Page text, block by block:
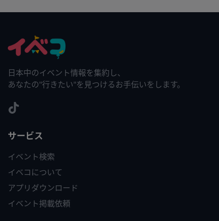
日本中のイベント情報を集約し、
あなたの"行きたい"を見つけるお手伝いをします。
サービス
イベント検索
イベコについて
アプリダウンロード
イベント掲載依頼